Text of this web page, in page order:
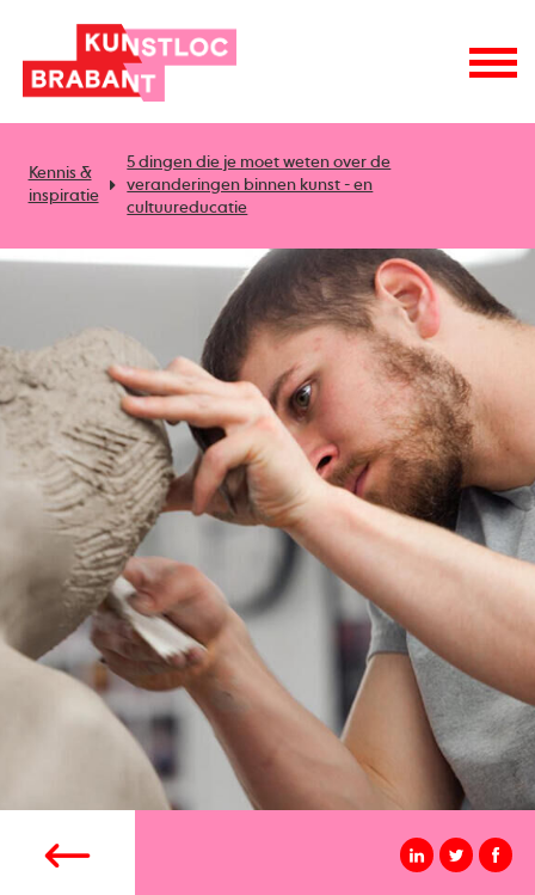
Kennis &
inspiratie
5 dingen die je moet weten over de
veranderingen binnen kunst - en
cultuureducatie